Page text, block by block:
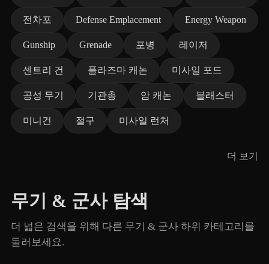
전차포 Defense Emplacement Energy Weapon
Gunship Grenade 포병 레이저
센트리 건 플라즈마 캐논 미사일 포드
공성 무기 기관총 암 캐논 블래스터
미니건 절구 미사일 런처
더 보기
무기 & 군사 탐색
더 넓은 검색을 위해 다른 무기 & 군사 하위 카테고리를
둘러보세요.